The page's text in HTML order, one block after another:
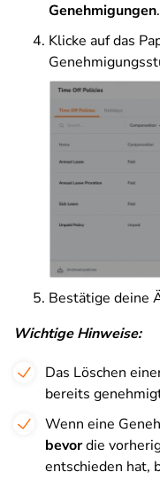
Genehmigungen.
Klicke auf das
Bestätige deine
Wichtige Hinweise:
Das Löschen
bereits
Wenn eine
bevordie
entschieden hat,